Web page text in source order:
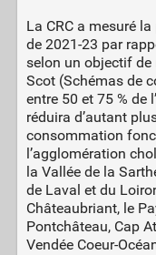
La CRC a mesuré
de 2021-23 par
selon un objectif de
Scot (Schémas de
entre 50 et 75 % de
réduira d’autant
consommation
l’agglomération
la Vallée de la
de Laval et du
Châteaubriant, le
Pontchâteau, Cap
Vendée Coeur-